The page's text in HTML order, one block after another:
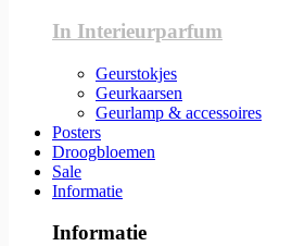
In Interieurparfum
Geurstokjes
Geurkaarsen
Geurlamp & accessoires
Posters
Droogbloemen
Sale
Informatie
Informatie